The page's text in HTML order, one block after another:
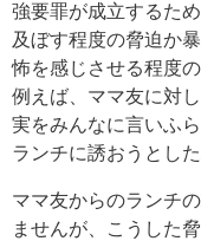
強要罪が成立するた
及ぼす程度の脅迫か
怖を感じさせる程度
例えば、ママ友に対
実をみんなに言いふ
ランチに誘おうとした
ママ友からのランチ
ませんが、こうした